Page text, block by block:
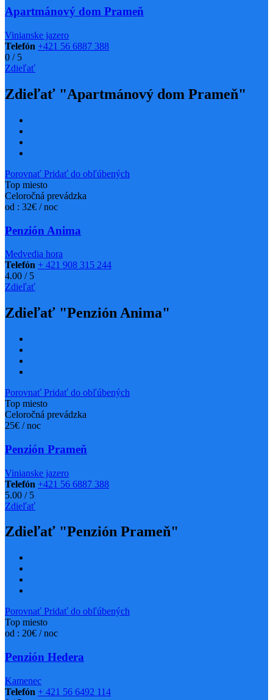
Apartmánový dom Prameň
Vinianske jazero
Telefón +421 56 6887 388
0 /5
Zdieľať
Zdieľať "Apartmánový dom Prameň"
Porovnať Pridať do obľúbených
Top miesto
Celoročná prevádzka
od : 32€ / noc
Penzión Anima
Medvedia hora
Telefón + 421 908 315 244
4.00 /5
Zdieľať
Zdieľať "Penzión Anima"
Porovnať Pridať do obľúbených
Top miesto
Celoročná prevádzka
25€ / noc
Penzión Prameň
Vinianske jazero
Telefón +421 56 6887 388
5.00 /5
Zdieľať
Zdieľať "Penzión Prameň"
Porovnať Pridať do obľúbených
Top miesto
od : 20€ / noc
Penzión Hedera
Kamenec
Telefón + 421 56 6492 114